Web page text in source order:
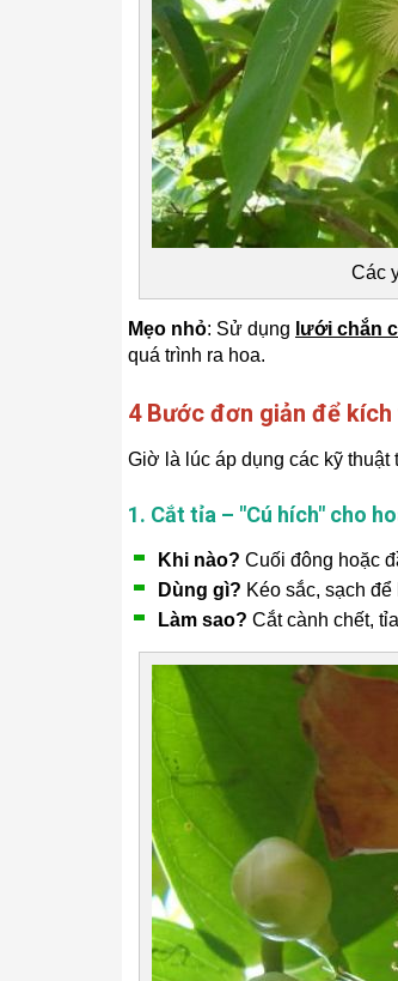
Các
Mẹo nhỏ: Sử dụng lưới chắn
quá trình ra hoa.
4 Bước đơn giản để
Giờ là lúc áp dụng các kỹ
1. Cắt tỉa – "Cú hích" cho
Khi nào? Cuối đông hoặc
Dùng gì? Kéo sắc, sạch
Làm sao? Cắt cành chết,